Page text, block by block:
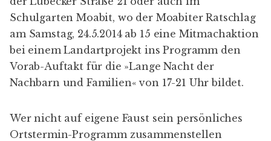
Schulgarten Moabit, wo der Moabiter Ratschlag
am Samstag, 24.5.2014 ab 15 eine Mitmachaktion
bei einem Landartprojekt ins Programm den
Vorab-Auftakt für die »Lange Nacht der
Nachbarn und Familien« von 17-21 Uhr bildet.
Wer nicht auf eigene Faust sein persönliches
Ortstermin-Programm zusammenstellen